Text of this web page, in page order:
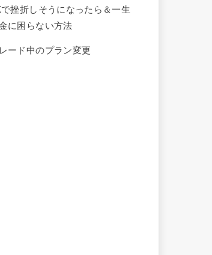
で挫折しそうになったら＆一生
に困らない方法
レード中のプラン変更